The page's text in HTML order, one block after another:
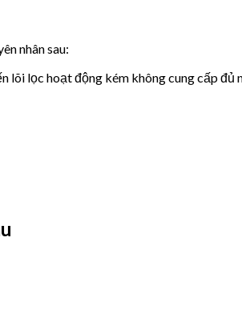
nhân sau:
lõi lọc hoạt động kém không cung cấp đủ